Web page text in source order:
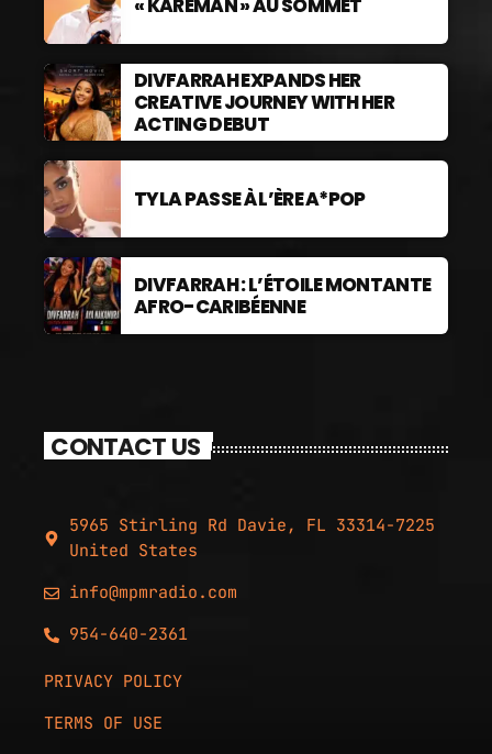
« KAREMAN » AU SOMMET
DIVFARRAH EXPANDS HER
CREATIVE JOURNEY WITH HER
ACTING DEBUT
TYLA PASSE À L’ÈRE A*POP
DIVFARRAH : L’ÉTOILE MONTANTE
AFRO-CARIBÉENNE
CONTACT US
5965 Stirling Rd Davie, FL 33314-7225
United States
info@mpmradio.com
954-640-2361
PRIVACY POLICY
TERMS OF USE